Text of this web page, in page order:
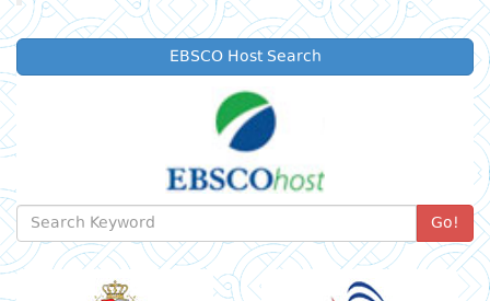
EBSCO Host Search
Go!